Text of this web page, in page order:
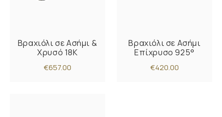
Βραχιόλι σε Ασήμι &
Χρυσό 18K
€657.00
Βραχιόλι σε Ασήμι
Επίχρυσο 925°
€420.00